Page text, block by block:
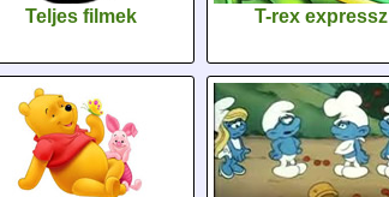
Teljes filmek T-rex expressz